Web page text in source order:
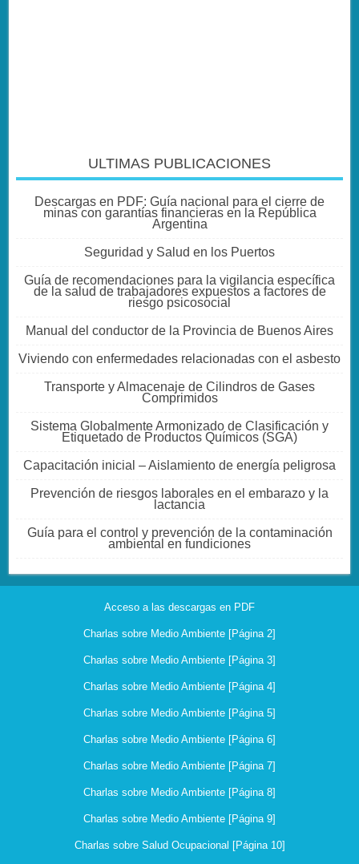
ULTIMAS PUBLICACIONES
Descargas en PDF: Guía nacional para el cierre de
minas con garantías financieras en la República
Argentina
Seguridad y Salud en los Puertos
Guía de recomendaciones para la vigilancia específica
de la salud de trabajadores expuestos a factores de
riesgo psicosocial
Manual del conductor de la Provincia de Buenos Aires
Viviendo con enfermedades relacionadas con el asbesto
Transporte y Almacenaje de Cilindros de Gases
Comprimidos
Sistema Globalmente Armonizado de Clasificación y
Etiquetado de Productos Químicos (SGA)
Capacitación inicial – Aislamiento de energía peligrosa
Prevención de riesgos laborales en el embarazo y la
lactancia
Guía para el control y prevención de la contaminación
ambiental en fundiciones
Acceso a las descargas en PDF
Charlas sobre Medio Ambiente [Página 2]
Charlas sobre Medio Ambiente [Página 3]
Charlas sobre Medio Ambiente [Página 4]
Charlas sobre Medio Ambiente [Página 5]
Charlas sobre Medio Ambiente [Página 6]
Charlas sobre Medio Ambiente [Página 7]
Charlas sobre Medio Ambiente [Página 8]
Charlas sobre Medio Ambiente [Página 9]
Charlas sobre Salud Ocupacional [Página 10]